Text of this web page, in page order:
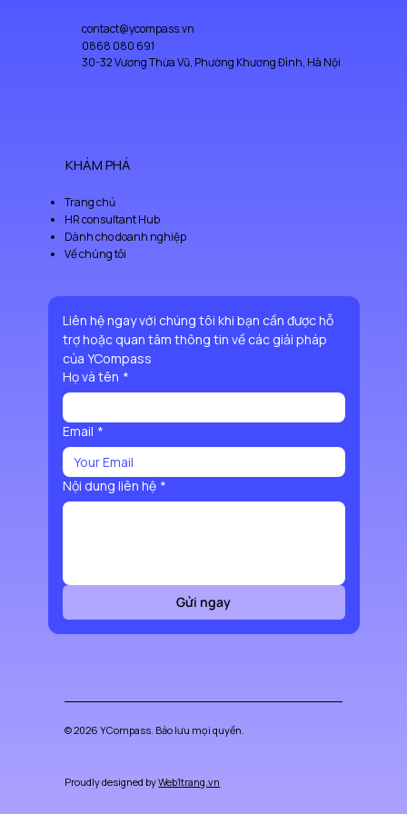
contact@ycompass.vn
0868 080 691
30-32 Vương Thừa Vũ, Phường Khương Đình, Hà Nội
KHÁM PHÁ
Trang chủ
HR consultant Hub
Dành cho doanh nghiệp
Về chúng tôi
Liên hệ ngay với chúng tôi khi bạn cần được hỗ
trợ hoặc quan tâm thông tin về các giải pháp
của YCompass
Họ và tên *
Email *
Nội dung liên hệ *
Gửi ngay
© 2026 YCompass. Bảo lưu mọi quyền.
Proudly designed byWeb1trang.vn